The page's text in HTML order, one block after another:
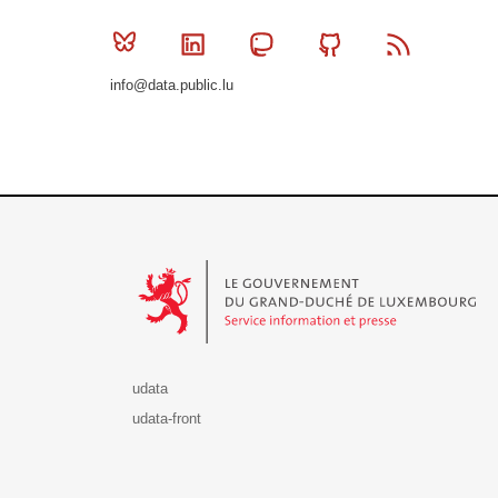
Bluesky Linkedin MastodonGithub
info@data.public.lu
udata
udata-front